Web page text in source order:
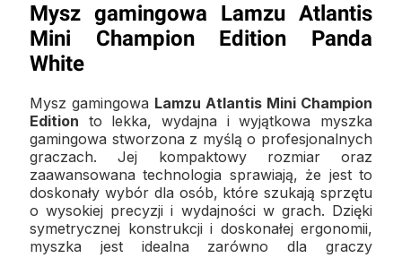
Mysz gamingowa Lamzu Atlantis
Mini Champion Edition Panda
White
Mysz gamingowa Lamzu Atlantis Mini Champion
Edition to lekka, wydajna i wyjątkowa myszka
gamingowa stworzona z myślą o profesjonalnych
graczach. Jej kompaktowy rozmiar oraz
zaawansowana technologia sprawiają, że jest to
doskonały wybór dla osób, które szukają sprzętu
o wysokiej precyzji i wydajności w grach. Dzięki
symetrycznej konstrukcji i doskonałej ergonomii,
myszka jest idealna zarówno dla graczy